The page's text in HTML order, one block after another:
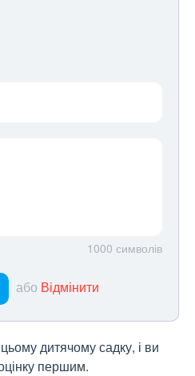
1000 символів
або Відмінити
дитячому садку, і ви
першим.